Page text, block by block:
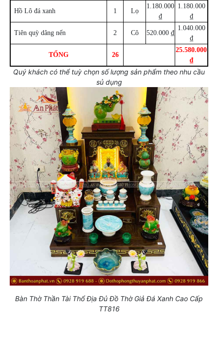
Hồ Lô đá xanh 1 Lọ
1.180.000
₫
1.180.000
₫
Tiên quỳ dâng nến 2 Cô 520.000 ₫
1.040.000
₫
TỔNG 26
25.580.000
₫
Quý khách có thể tuỳ chọn số lượng sản phẩm theo nhu cầu
sủ dụng
Bàn Thờ Thần Tài Thổ Địa Đủ Đồ Thờ Giả Đá Xanh Cao Cấp
TT816